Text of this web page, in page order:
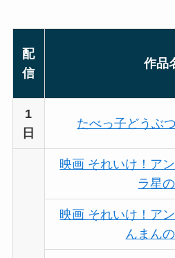
配
信
作品
1
日
たべっ子どうぶ
映画 それいけ！ア
ラ星
映画 それいけ！ア
んまん